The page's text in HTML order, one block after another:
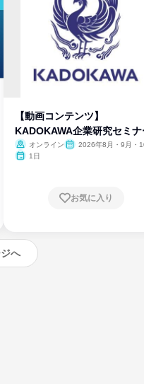
【動画コンテンツ】
KADOKAWA企業研究セミナ
オンライン
2026年8月・9月・
1日
お気に入り
へ